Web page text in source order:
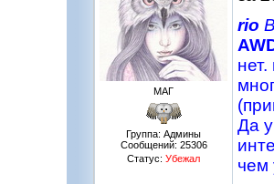
МАГ
Группа: Админы
Сообщений: 25306
Статус: Убежал
rio
Да
чем